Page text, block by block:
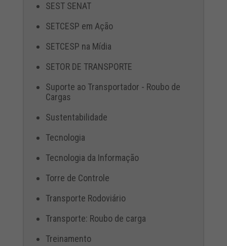
SEST SENAT
SETCESP em Ação
SETCESP na Mídia
SETOR DE TRANSPORTE
Suporte ao Transportador - Roubo de
Cargas
Sustentabilidade
Tecnologia
Tecnologia da Informação
Torre de Controle
Transporte Rodoviário
Transporte: Roubo de carga
Treinamento